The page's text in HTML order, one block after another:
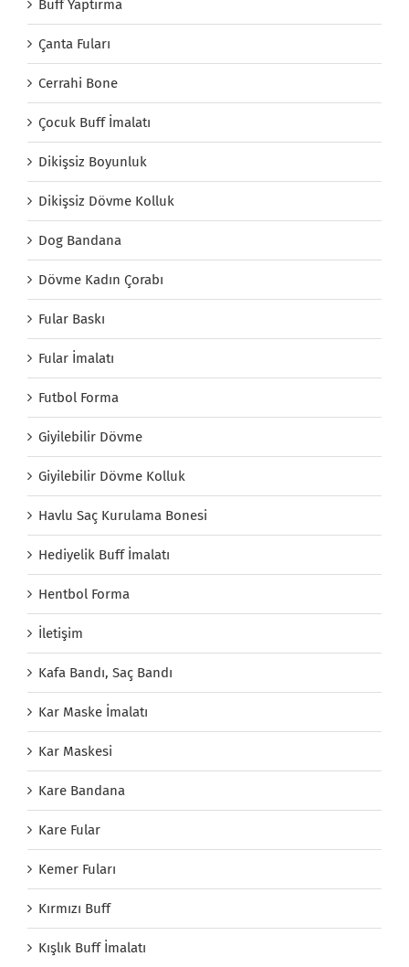
Buff Yaptırma
Çanta Fuları
Cerrahi Bone
Çocuk Buff İmalatı
Dikişsiz Boyunluk
Dikişsiz Dövme Kolluk
Dog Bandana
Dövme Kadın Çorabı
Fular Baskı
Fular İmalatı
Futbol Forma
Giyilebilir Dövme
Giyilebilir Dövme Kolluk
Havlu Saç Kurulama Bonesi
Hediyelik Buff İmalatı
Hentbol Forma
İletişim
Kafa Bandı, Saç Bandı
Kar Maske İmalatı
Kar Maskesi
Kare Bandana
Kare Fular
Kemer Fuları
Kırmızı Buff
Kışlık Buff İmalatı